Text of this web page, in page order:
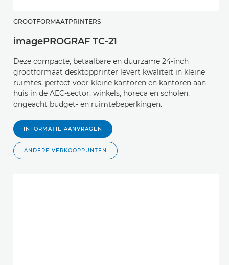
GROOTFORMAATPRINTERS
imagePROGRAF TC-21
Deze compacte, betaalbare en duurzame 24-inch
grootformaat desktopprinter levert kwaliteit in kleine
ruimtes, perfect voor kleine kantoren en kantoren aan
huis in de AEC-sector, winkels, horeca en scholen,
ongeacht budget- en ruimtebeperkingen.
INFORMATIE AANVRAGEN
ANDERE VERKOOPPUNTEN